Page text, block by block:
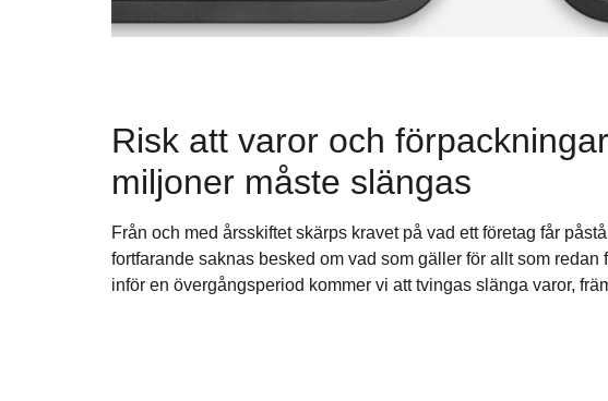
Risk att varor och
miljoner måste slängas
Från och med årsskiftet skärps kravet på vad ett företag får
fortfarande saknas besked om vad som gäller för allt som
inför en övergångsperiod kommer vi att tvingas slänga varor,